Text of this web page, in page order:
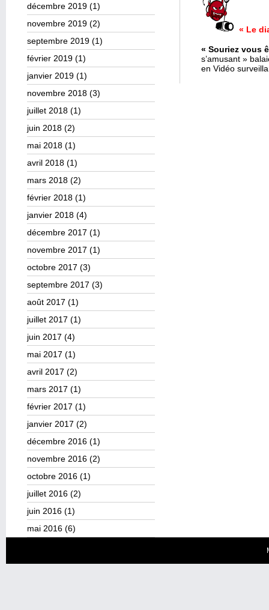
décembre 2019 (1)
novembre 2019 (2)
septembre 2019 (1)
février 2019 (1)
janvier 2019 (1)
novembre 2018 (3)
juillet 2018 (1)
juin 2018 (2)
mai 2018 (1)
avril 2018 (1)
mars 2018 (2)
février 2018 (1)
janvier 2018 (4)
décembre 2017 (1)
novembre 2017 (1)
octobre 2017 (3)
septembre 2017 (3)
août 2017 (1)
juillet 2017 (1)
juin 2017 (4)
mai 2017 (1)
avril 2017 (2)
mars 2017 (1)
février 2017 (1)
janvier 2017 (2)
décembre 2016 (1)
novembre 2016 (2)
octobre 2016 (1)
juillet 2016 (2)
juin 2016 (1)
mai 2016 (6)
« Le
« Souriez vous
s’amusant »
en Vidéo